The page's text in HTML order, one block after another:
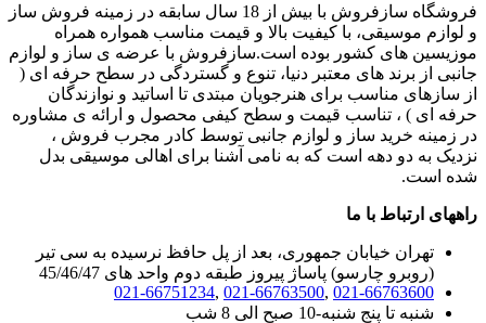
فروشگاه سازفروش با بیش از 18 سال سابقه در زمینه فروش ساز
و لوازم موسیقی، با کیفیت بالا و قیمت مناسب همواره همراه
موزیسین های کشور بوده است.سازفروش با عرضه ی ساز و لوازم
جانبی از برند های معتبر دنیا، تنوع و گستردگی در سطح حرفه ای (
از سازهای مناسب برای هنرجویان مبتدی تا اساتید و نوازندگان
حرفه ای ) ، تناسب قیمت و سطح کیفی محصول و ارائه ی مشاوره
در زمینه خرید ساز و لوازم جانبی توسط کادر مجرب فروش ،
نزدیک به دو دهه است که به نامی آشنا برای اهالی موسیقی بدل
شده است.
راههای ارتباط با ما
تهران خیابان جمهوری، بعد از پل حافظ نرسیده به سی تیر
(روبرو چارسو) پاساژ پیروز طبقه دوم واحد های 45/46/47
021-66763600
,
021-66763500
,
021-66751234
شنبه تا پنج شنبه-10 صبح الی 8 شب